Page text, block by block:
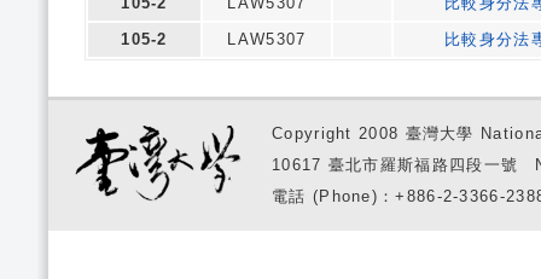
105-2
LAW5307 比較身分法
Copyright 2008 臺灣大學
10617 臺北市羅斯福路四段一
電話 (Phone)：+886-2-3366-